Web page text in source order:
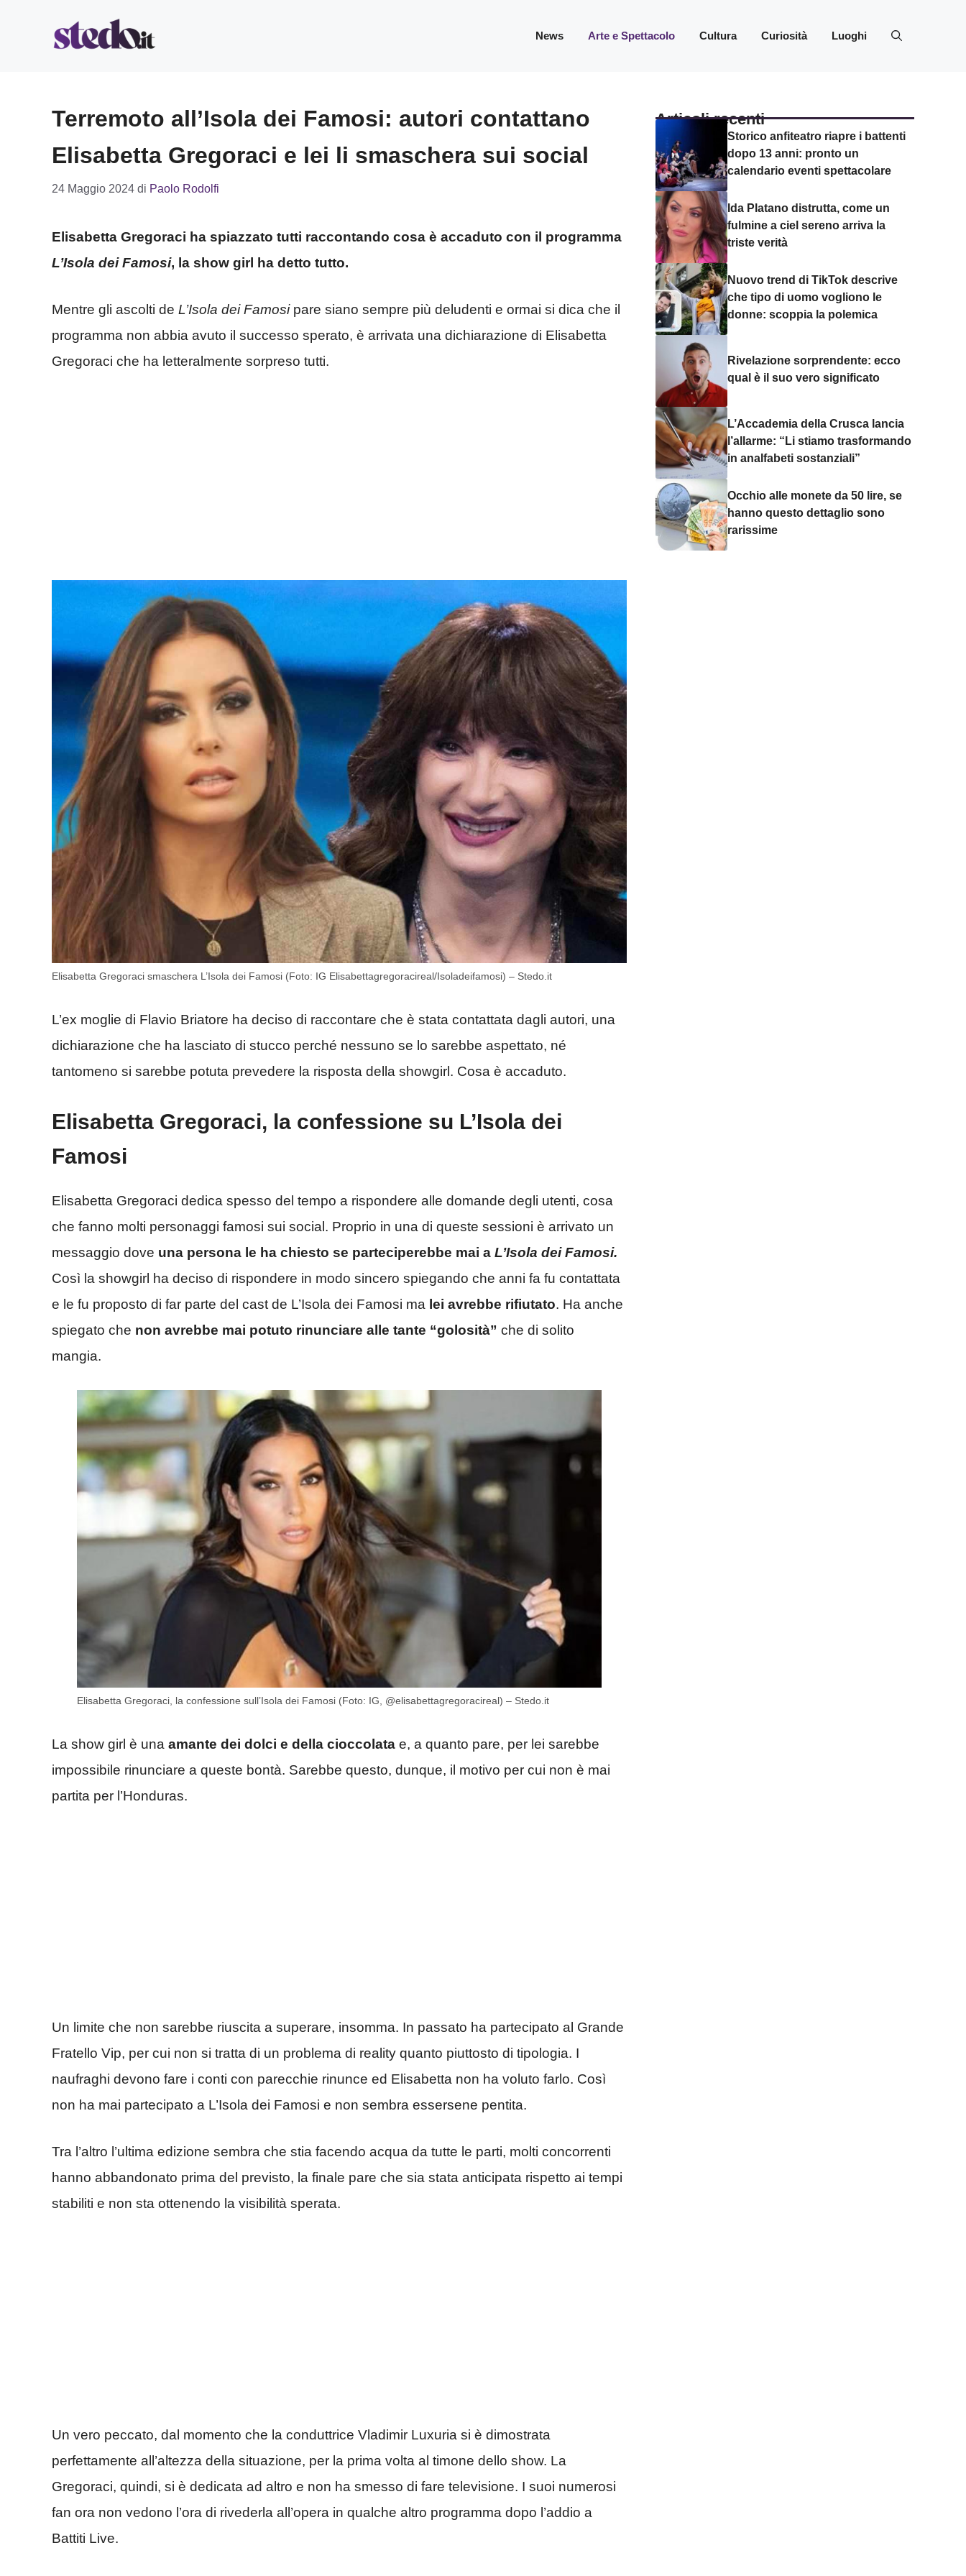
News Arte e Spettacolo Cultura Curiosità Luoghi
Terremoto all’Isola dei Famosi: autori contattano
Elisabetta Gregoraci e lei li smaschera sui social
24 Maggio 2024 di Paolo Rodolfi
Elisabetta Gregoraci ha spiazzato tutti raccontando cosa è accaduto con il programma
L’Isola dei Famosi, la show girl ha detto tutto.
Mentre gli ascolti de L’Isola dei Famosipare siano sempre più deludenti e ormai si dica che il
programma non abbia avuto il successo sperato, è arrivata una dichiarazione di Elisabetta
Gregoraci che ha letteralmente sorpreso tutti.
Elisabetta Gregoraci smaschera L’Isola dei Famosi (Foto: IG Elisabettagregoracireal/Isoladeifamosi) – Stedo.it
L’ex moglie di Flavio Briatore ha deciso di raccontare che è stata contattata dagli autori, una
dichiarazione che ha lasciato di stucco perché nessuno se lo sarebbe aspettato, né
tantomeno si sarebbe potuta prevedere la risposta della showgirl. Cosa è accaduto.
Elisabetta Gregoraci, la confessione su L’Isola dei
Famosi
Elisabetta Gregoraci dedica spesso del tempo a rispondere alle domande degli utenti, cosa
che fanno molti personaggi famosi sui social. Proprio in una di queste sessioni è arrivato un
messaggio dove una persona le ha chiesto se parteciperebbe mai a L’Isola dei Famosi.
Così la showgirl ha deciso di rispondere in modo sincero spiegando che anni fa fu contattata
e le fu proposto di far parte del cast de L’Isola dei Famosi ma lei avrebbe rifiutato. Ha anche
spiegato che non avrebbe mai potuto rinunciare alle tante “golosità” che di solito
mangia.
Elisabetta Gregoraci, la confessione sull’Isola dei Famosi (Foto: IG, @elisabettagregoracireal) – Stedo.it
La show girl è una amante dei dolci e della cioccolata e, a quanto pare, per lei sarebbe
impossibile rinunciare a queste bontà. Sarebbe questo, dunque, il motivo per cui non è mai
partita per l’Honduras.
Un limite che non sarebbe riuscita a superare, insomma. In passato ha partecipato al Grande
Fratello Vip, per cui non si tratta di un problema di reality quanto piuttosto di tipologia. I
naufraghi devono fare i conti con parecchie rinunce ed Elisabetta non ha voluto farlo. Così
non ha mai partecipato a L’Isola dei Famosi e non sembra essersene pentita.
Tra l’altro l’ultima edizione sembra che stia facendo acqua da tutte le parti, molti concorrenti
hanno abbandonato prima del previsto, la finale pare che sia stata anticipata rispetto ai tempi
stabiliti e non sta ottenendo la visibilità sperata.
Un vero peccato, dal momento che la conduttrice Vladimir Luxuria si è dimostrata
perfettamente all’altezza della situazione, per la prima volta al timone dello show. La
Gregoraci, quindi, si è dedicata ad altro e non ha smesso di fare televisione. I suoi numerosi
fan ora non vedono l’ora di rivederla all’opera in qualche altro programma dopo l’addio a
Battiti Live.
Articoli recenti
Storico anfiteatro riapre i battenti
dopo 13 anni: pronto un
calendario eventi spettacolare
Ida Platano distrutta, come un
fulmine a ciel sereno arriva la
triste verità
Nuovo trend di TikTok descrive
che tipo di uomo vogliono le
donne: scoppia la polemica
Rivelazione sorprendente: ecco
qual è il suo vero significato
L’Accademia della Crusca lancia
l’allarme: “Li stiamo trasformando
in analfabeti sostanziali”
Occhio alle monete da 50 lire, se
hanno questo dettaglio sono
rarissime